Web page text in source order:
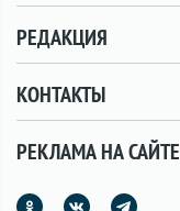
РЕДАКЦИЯ
КОНТАКТЫ
РЕКЛАМА НА САЙТЕ